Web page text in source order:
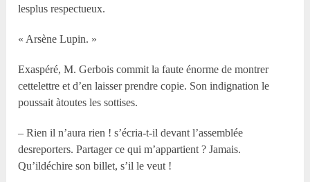
lesplus respectueux.
« Arsène Lupin. »
Exaspéré, M. Gerbois commit la faute énorme de montrer
cettelettre et d’en laisser prendre copie. Son indignation le
poussait àtoutes les sottises.
– Rien il n’aura rien ! s’écria-t-il devant l’assemblée
desreporters. Partager ce qui m’appartient ? Jamais.
Qu’ildéchire son billet, s’il le veut !